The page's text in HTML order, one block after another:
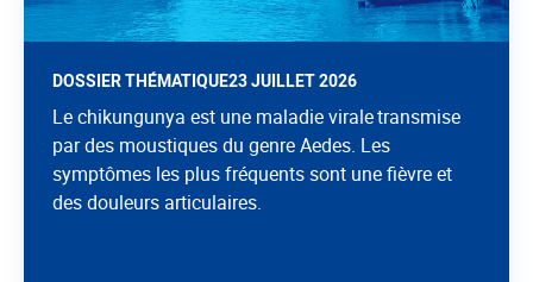
DOSSIER THÉMATIQUE23 JUILLET 2026
Le chikungunya est une maladie virale transmise
par des moustiques du genre Aedes. Les
symptômes les plus fréquents sont une fièvre et
des douleurs articulaires.